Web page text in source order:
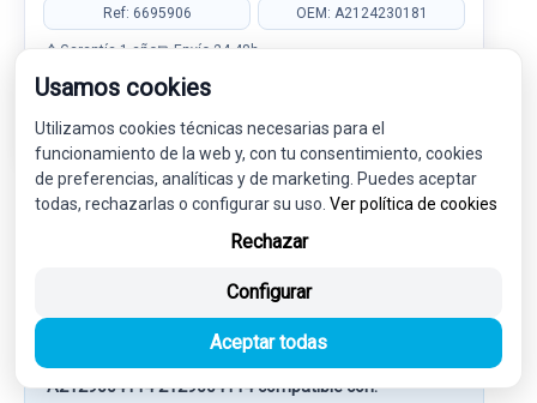
Ref: 6695906 OEM: A2124230181
Garantía 1 año Envío 24-48h
Más información sobre MODULO
CONFORT A2129004114
2129004114
En esta categoría encontrarás MODULO CONFORT
A2129004114 2129004114 compatible con:
Usamos cookies
Utilizamos cookies técnicas necesarias para el
funcionamiento de la web y, con tu consentimiento, cookies
de preferencias, analíticas y de marketing. Puedes aceptar
todas, rechazarlas o configurar su uso. Ver política de cookies
Rechazar
Configurar
Aceptar todas